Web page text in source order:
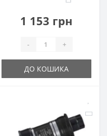
1 153 грн
- +
ДО КОШИКА